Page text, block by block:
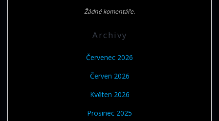
Žádné komentáře.
Archivy
Červenec 2026
Červen 2026
Květen 2026
Prosinec 2025